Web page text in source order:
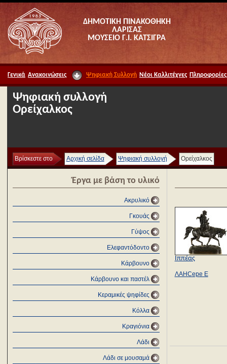
ΔΗΜΟΤΙΚΗ ΠΙΝΑΚΟΘΗΚΗ
ΛΑΡΙΣΑΣ
ΜΟΥΣΕΙΟ Γ.Ι. ΚΑΤΣΙΓΡΑ
Γενικά Ανακοινώσεις Ψηφιακή Συλλογή Νέοι Καλλιτέχνες Πληροφορίες
Ψηφιακή συλλογή
Ορείχαλκος
Βρίσκεστε στο Αρχική σελίδα Ψηφιακή συλλογή Ορείχαλκος
Έργα με βάση το υλικό
Ακρυλικό
Γκουάς
Γύψος
Ελεφαντόδοντο
Κάρβουνο
Κάρβουνο και παστέλ
Κεραμικές ψηφίδες
Κόλλα
Κραγιόνια
Λάδι
Λάδι σε μουσαμά
Ιππέας
ΛAHCepe Ε